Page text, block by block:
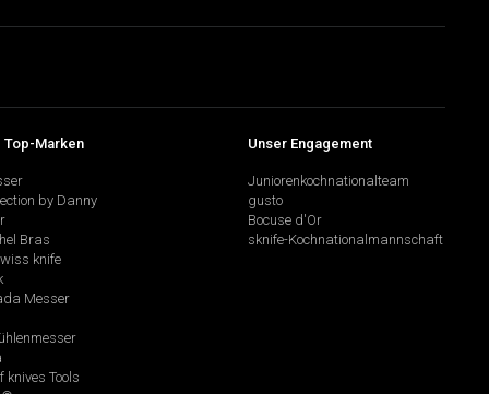
Top-Marken
by Danny
Bras
knife
Messer
knives Tools
Unser Engagement
Juniorenkochnationalteam
gusto
Bocuse d'Or
sknife-Kochnationalmannschaft